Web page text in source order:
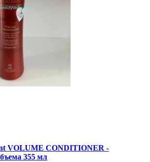
VOLUME CONDITIONER -
355 мл